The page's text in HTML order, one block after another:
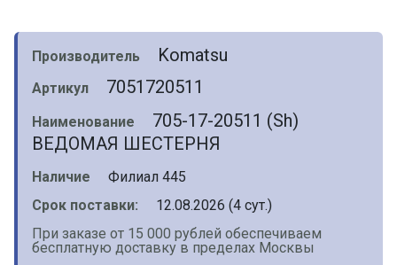
Производитель Komatsu
Артикул 7051720511
Наименование
705-17-20511 (Sh)
ВЕДОМАЯ ШЕСТЕРНЯ
Наличие
Филиал 445
Срок поставки:
12.08.2026 (4 сут.)
При заказе от 15 000 рублей обеспечиваем
бесплатную доставку в пределах Москвы